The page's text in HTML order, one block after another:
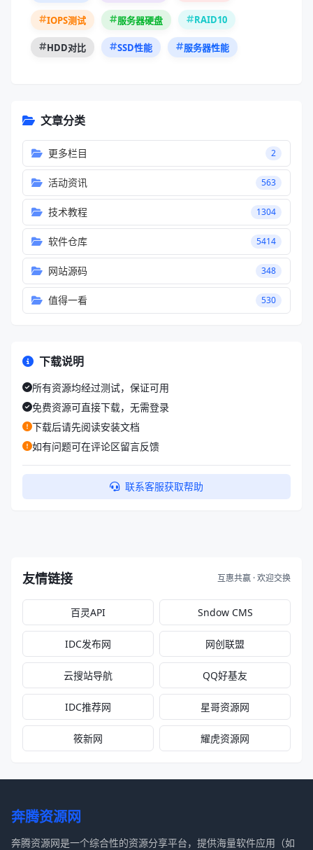
IOPS测试 服务器硬盘 RAID10
HDD对比 SSD性能 服务器性能
文章分类
更多栏目 2
活动资讯 563
技术教程 1304
软件仓库 5414
网站源码 348
值得一看 530
下载说明
所有资源均经过测试，保证可用
免费资源可直接下载，无需登录
下载后请先阅读安装文档
如有问题可在评论区留言反馈
联系客服获取帮助
友情链接 互惠共赢 · 欢迎交换
百灵API Sndow CMS
IDC发布网 网创联盟
云搜站导航 QQ好基友
IDC推荐网 星哥资源网
筱新网 耀虎资源网
奔腾资源网
奔腾资源网是一个综合性的资源分享平台，提供海量软件应用（如